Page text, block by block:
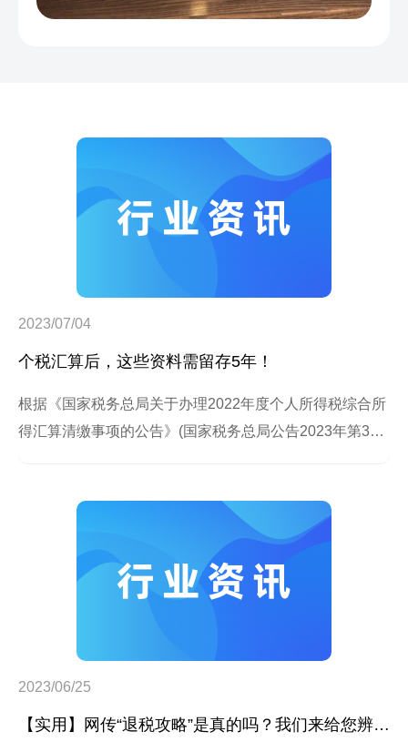
2023/07/04
个税汇算后，这些资料需留存5年！
根据《国家税务总局关于办理2022年度个人所得税综合所
得汇算清缴事项的公告》(国家税务总局公告2023年第3
5年。主要有哪些资料需要留存呢?我们进行了梳理
2023/06/25
【实用】网传“退税攻略”是真的吗？我们来给您辨真假